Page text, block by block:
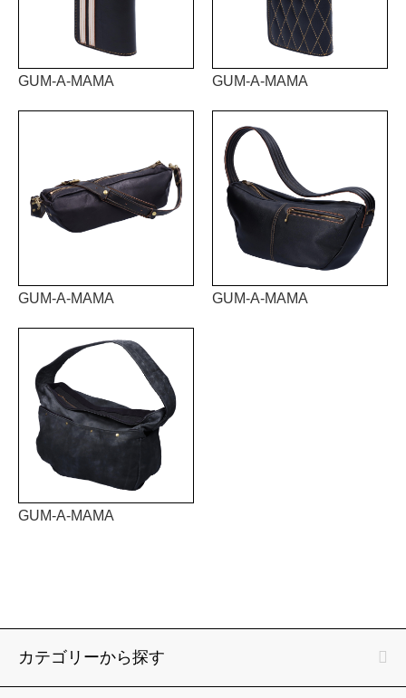
GUM-A-MAMA GUM-A-MAMA
GUM-A-MAMA GUM-A-MAMA
GUM-A-MAMA
カテゴリーから探す